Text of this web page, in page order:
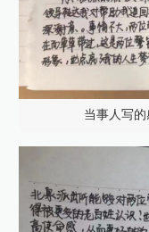
当事人写